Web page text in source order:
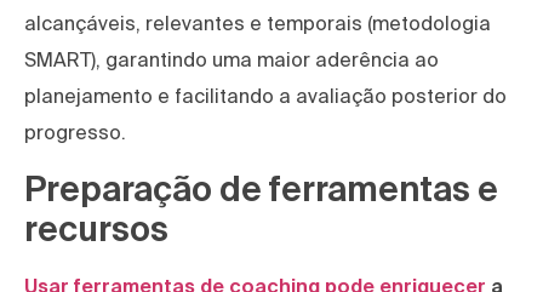
alcançáveis, relevantes e temporais (metodologia
SMART), garantindo uma maior aderência ao
planejamento e facilitando a avaliação posterior do
progresso.
Preparação de ferramentas e
recursos
Usar ferramentas de coaching pode enriquecer a